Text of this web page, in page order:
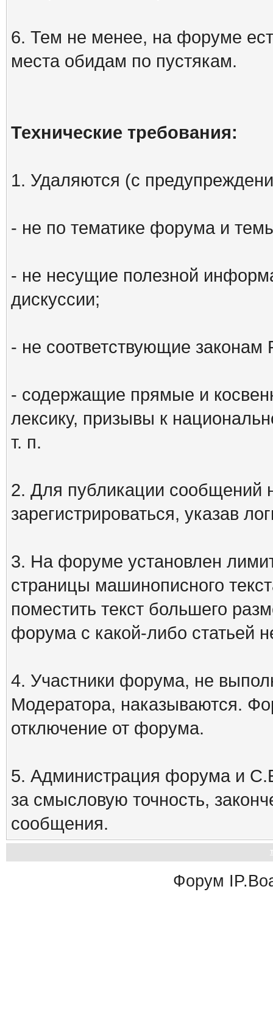
6. Тем не менее, на форуме
места обидам по пустякам.
Технические требования:
1. Удаляются (с
- не по тематике форума и
- не несущие полезной
дискуссии;
- не соответствующие законам
- содержащие прямые и
лексику, призывы к
т. п.
2. Для публикации сообщений
зарегистрироваться, указав
3. На форуме установлен
страницы машинописного
поместить текст большего
форума с какой-либо статьей
4. Участники форума, не
Модератора, наказываются.
отключение от форума.
5. Администрация форума и
за смысловую точность,
сообщения.
Форум